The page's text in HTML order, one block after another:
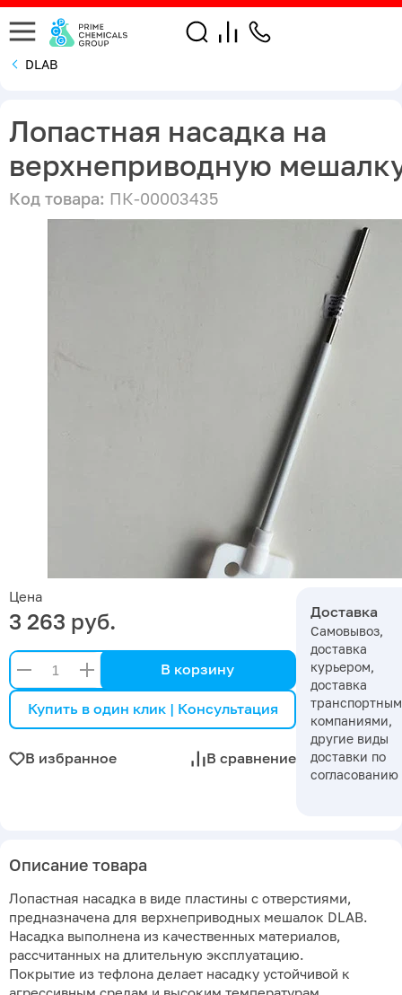
DLAB
Лопастная насадка на
верхнеприводную
Код товара: ПК-00003435
Цена
3 263 руб.
В корзину
Купить в один клик | Консультация
В избранное В сравнение
Доставка
Самовывоз,
доставка
курьером,
доставка
компаниями,
другие виды
доставки по
согласованию
Описание товара
Лопастная насадка в виде пластины с отверстиями,
предназначена для верхнеприводных мешалок DLAB.
Насадка выполнена из качественных материалов,
рассчитанных на длительную эксплуатацию.
Покрытие из тефлона делает насадку устойчивой к